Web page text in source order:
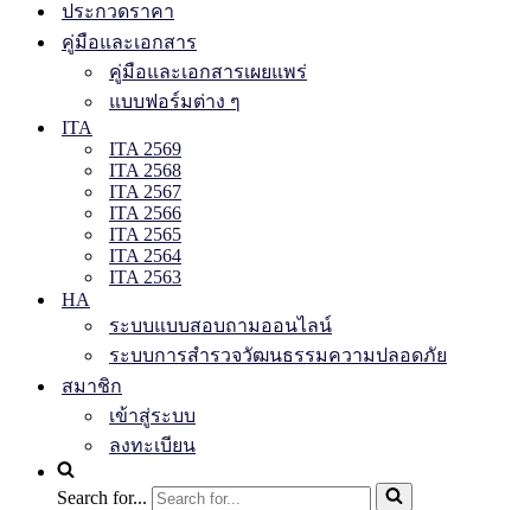
ประกวดราคา
คู่มือและเอกสาร
คู่มือและเอกสารเผยแพร่
แบบฟอร์มต่าง ๆ
ITA
ITA 2569
ITA 2568
ITA 2567
ITA 2566
ITA 2565
ITA 2564
ITA 2563
HA
ระบบแบบสอบถามออนไลน์
ระบบการสำรวจวัฒนธรรมความปลอดภัย
สมาชิก
เข้าสู่ระบบ
ลงทะเบียน
Search for...